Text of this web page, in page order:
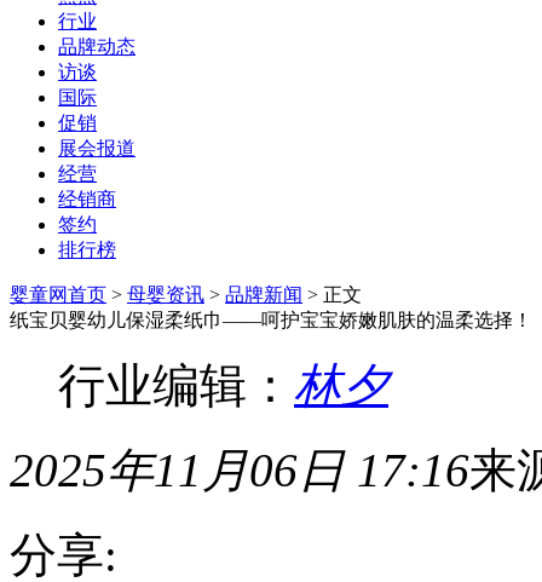
行业
品牌动态
访谈
国际
促销
展会报道
经营
经销商
签约
排行榜
婴童网首页 > 母婴资讯 > 品牌新闻 > 正文
纸宝贝婴幼儿保湿柔纸巾——呵护宝宝娇嫩肌肤的温柔选择！
行业编辑： 林夕
2025年11月06日 17:16来
分享: